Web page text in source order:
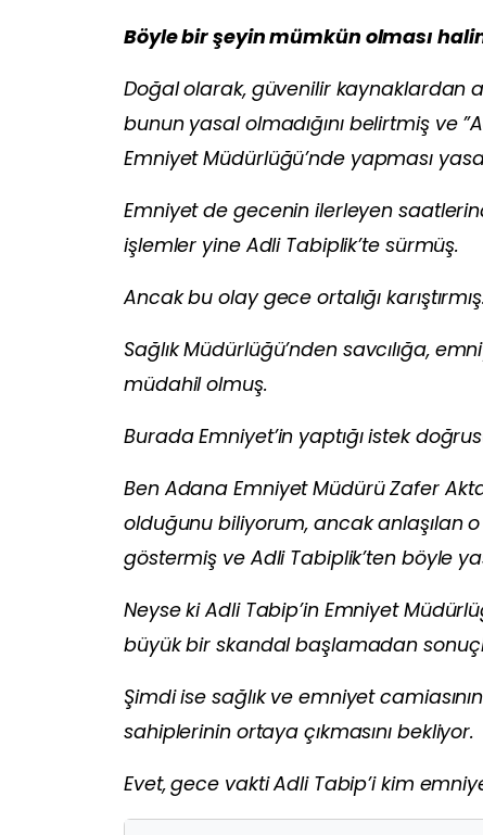
Böyle bir şeyin mümkün olması
Doğal olarak, güvenilir kaynaklardan
bunun yasal olmadığını belirtmiş ve
Emniyet Müdürlüğü’nde yapması
Emniyet de gecenin ilerleyen
işlemler yine Adli Tabiplik’te sürmüş.
Ancak bu olay gece ortalığı
Sağlık Müdürlüğü’nden savcılığa,
müdahil olmuş.
Burada Emniyet’in yaptığı istek
Ben Adana Emniyet Müdürü Zafer
olduğunu biliyorum, ancak anlaşılan
göstermiş ve Adli Tabiplik’ten böyle
Neyse ki Adli Tabip’in Emniyet
büyük bir skandal başlamadan
Şimdi ise sağlık ve emniyet
sahiplerinin ortaya çıkmasını bekliyor.
Evet, gece vakti Adli Tabip’i kim